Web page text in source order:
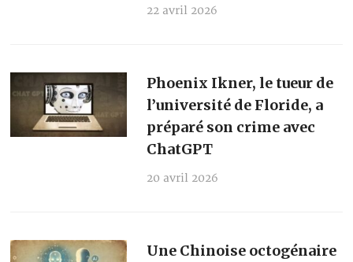
22 avril 2026
Phoenix Ikner, le tueur de
l’université de Floride, a
préparé son crime avec
ChatGPT
20 avril 2026
Une Chinoise octogénaire